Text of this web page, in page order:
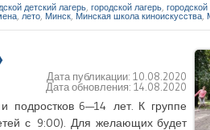
детский лагерь городской лагерь городской
лето Минск Минская школа киноискусства
Дата публикации:10.08.2020
Дата обновления:14.08.2020
и подростков 6—14 лет. К группе
с 9:00). Для желающих будет